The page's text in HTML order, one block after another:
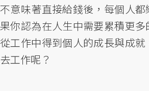
不意味著直接給錢後，每個人
果你認為在人生中需要累積更
從工作中得到個人的成長與成
去工作呢？